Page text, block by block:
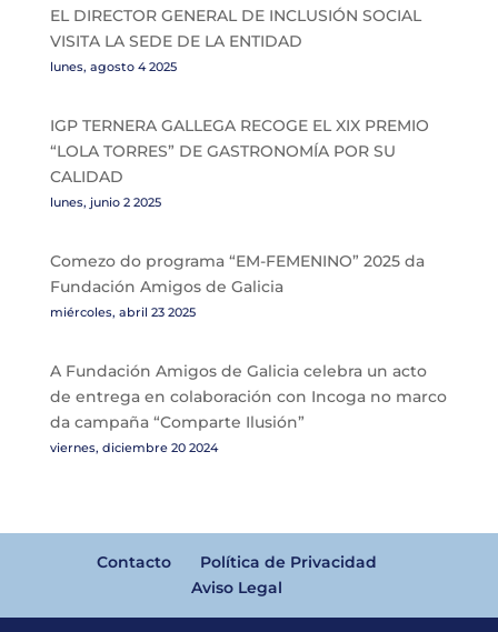
EL DIRECTOR GENERAL DE INCLUSIÓN SOCIAL
VISITA LA SEDE DE LA ENTIDAD
lunes, agosto 4 2025
IGP TERNERA GALLEGA RECOGE EL XIX PREMIO
“LOLA TORRES” DE GASTRONOMÍA POR SU
CALIDAD
lunes, junio 2 2025
Comezo do programa “EM-FEMENINO” 2025 da
Fundación Amigos de Galicia
miércoles, abril 23 2025
A Fundación Amigos de Galicia celebra un acto
de entrega en colaboración con Incoga no marco
da campaña “Comparte Ilusión”
viernes, diciembre 20 2024
Contacto
Política de Privacidad
Aviso Legal